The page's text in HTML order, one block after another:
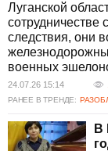
Луганской
сотрудничестве
следствия, они
военных
24.07.26 15:14
РАНЕЕ В ТРЕНДЕ:
В